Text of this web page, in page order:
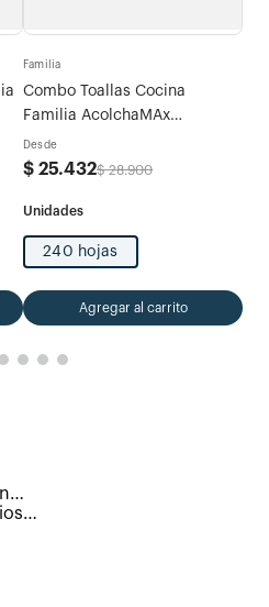
Familia
Combo Toallas Cocina
Familia AcolchaMAx
Megarollo Decoradas 2 rollos
x 120 hojas
Desde
$ 25.432$ 28.900
240 hojas
Agregar al carrito